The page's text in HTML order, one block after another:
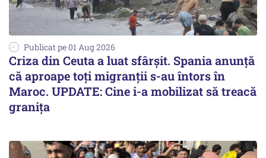
Publicat pe 01 Aug 2026
Criza din Ceuta a luat sfârșit. Spania anunţă
că aproape toţi migranţii s-au întors în
Maroc. UPDATE: Cine i-a mobilizat să treacă
granița